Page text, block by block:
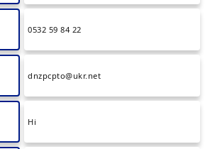
0532 59 84 22
dnzpcpto@ukr.net
Ні